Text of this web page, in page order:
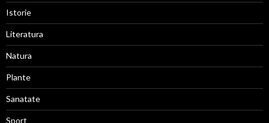
Istorie
Literatura
Natura
Plante
Sanatate
Sport